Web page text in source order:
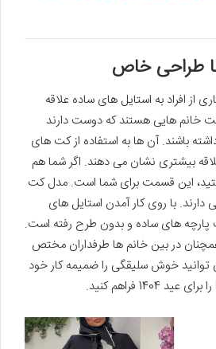
طراحی خاص
از افراد به استایل های ساده علاقه
خانم هایی هستند که دوست دارند
باشند. آن ها به استفاده از کت های
بیشتری نشان می دهند. اگر شما هم
این قسمت برای شما است. مدل کت
دارند. با روی کار آمدن استایل های
پارچه های ساده و بدون طرح رفته است.
در بین خانم ها طرفداران مختص
توانید خوش سلیقگی را ضمیمه کار خود
فراهم کنید.